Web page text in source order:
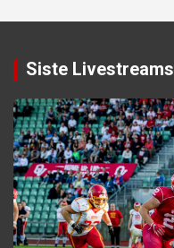
Siste Livestreams